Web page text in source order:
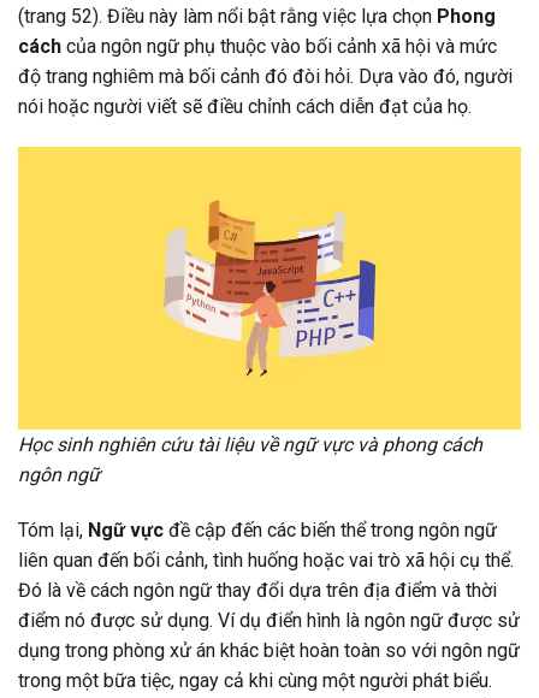
(trang 52). Điều này làm nổi bật rằng việc lựa chọn Phong
cách của ngôn ngữ phụ thuộc vào bối cảnh xã hội và mức
độ trang nghiêm mà bối cảnh đó đòi hỏi. Dựa vào đó, người
nói hoặc người viết sẽ điều chỉnh cách diễn đạt của họ.
Học sinh nghiên cứu tài liệu về ngữ vực và phong cách
ngôn ngữ
Tóm lại, Ngữ vực đề cập đến các biến thể trong ngôn ngữ
liên quan đến bối cảnh, tình huống hoặc vai trò xã hội cụ thể.
Đó là về cách ngôn ngữ thay đổi dựa trên địa điểm và thời
điểm nó được sử dụng. Ví dụ điển hình là ngôn ngữ được sử
dụng trong phòng xử án khác biệt hoàn toàn so với ngôn ngữ
trong một bữa tiệc, ngay cả khi cùng một người phát biểu.